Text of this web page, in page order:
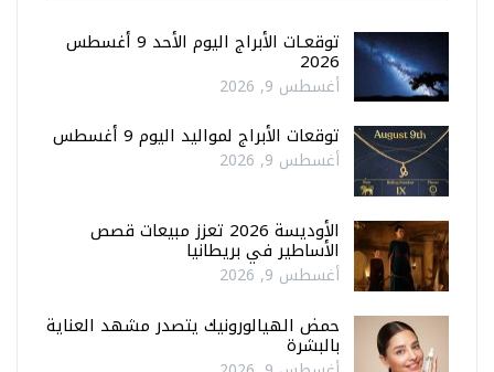
توقعـات الأبراج اليوم الأحد 9 أغسطس
2026
أغسطس 9, 2026
توقعات الأبراج لمواليد اليوم 9 أغسطس
أغسطس 9, 2026
الأوديسة 2026 تعزز مبيعات قصص
الأساطير في بريطانيا
أغسطس 9, 2026
حمض الهيالورونيك يتصدر مشهد العناية
بالبشرة